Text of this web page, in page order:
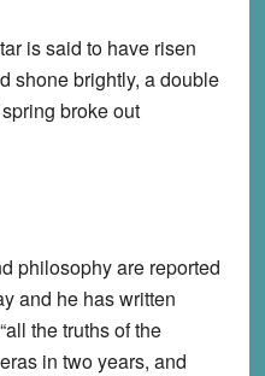
is said to have risen
shone brightly, a double
broke out
philosophy are reported
and he has written
the truths of the
in two years, and